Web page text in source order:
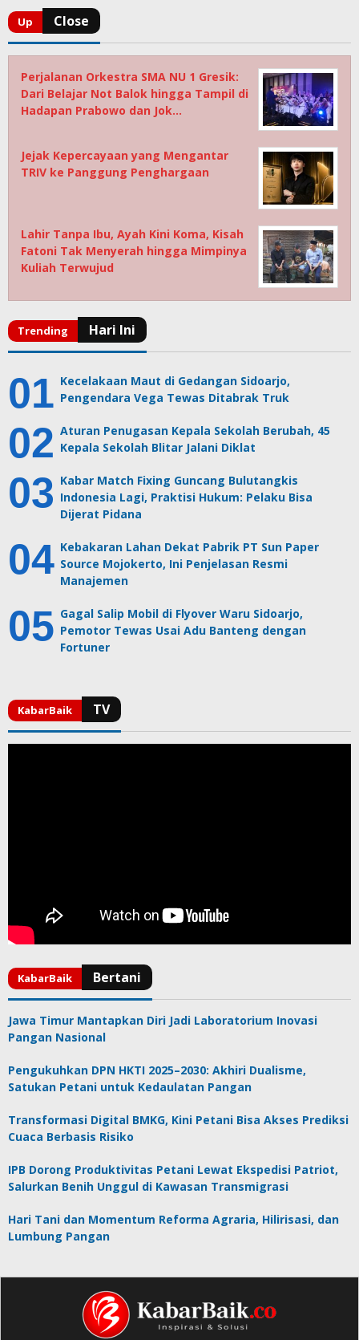
Perjalanan Orkestra SMA NU 1 Gresik:
Dari Belajar Not Balok hingga Tampil di
Hadapan Prabowo dan Jok…
Jejak Kepercayaan yang Mengantar
TRIV ke Panggung Penghargaan
Lahir Tanpa Ibu, Ayah Kini Koma, Kisah
Fatoni Tak Menyerah hingga Mimpinya
Kuliah Terwujud
Kecelakaan Maut di Gedangan Sidoarjo,
Pengendara Vega Tewas Ditabrak Truk
Aturan Penugasan Kepala Sekolah Berubah, 45
Kepala Sekolah Blitar Jalani Diklat
Kabar Match Fixing Guncang Bulutangkis
Indonesia Lagi, Praktisi Hukum: Pelaku Bisa
Dijerat Pidana
Kebakaran Lahan Dekat Pabrik PT Sun Paper
Source Mojokerto, Ini Penjelasan Resmi
Manajemen
Gagal Salip Mobil di Flyover Waru Sidoarjo,
Pemotor Tewas Usai Adu Banteng dengan
Fortuner
Jawa Timur Mantapkan Diri Jadi Laboratorium Inovasi
Pangan Nasional
Pengukuhkan DPN HKTI 2025–2030: Akhiri Dualisme,
Satukan Petani untuk Kedaulatan Pangan
Transformasi Digital BMKG, Kini Petani Bisa Akses Prediksi
Cuaca Berbasis Risiko
IPB Dorong Produktivitas Petani Lewat Ekspedisi Patriot,
Salurkan Benih Unggul di Kawasan Transmigrasi
Hari Tani dan Momentum Reforma Agraria, Hilirisasi, dan
Lumbung Pangan